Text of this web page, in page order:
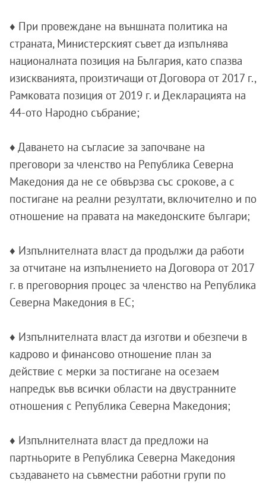
♦ При провеждане на външната политика на
страната, Министерският съвет да изпълнява
националната позиция на България, като спазва
изискванията, произтичащи от Договора от 2017 г.,
Рамковата позиция от 2019 г. и Декларацията на
44-ото Народно събрание;
♦ Даването на съгласие за започване на
преговори за членство на Република Северна
Македония да не се обвързва със срокове, а с
постигане на реални резултати, включително и по
отношение на правата на македонските българи;
♦ Изпълнителната власт да продължи да работи
за отчитане на изпълнението на Договора от 2017
г. в преговорния процес за членство на Република
Северна Македония в ЕС;
♦ Изпълнителната власт да изготви и обезпечи в
кадрово и финансово отношение план за
действие с мерки за постигане на осезаем
напредък във всички области на двустранните
отношения с Република Северна Македония;
♦ Изпълнителната власт да предложи на
партньорите в Република Северна Македония
създаването на съвместни работни групи по